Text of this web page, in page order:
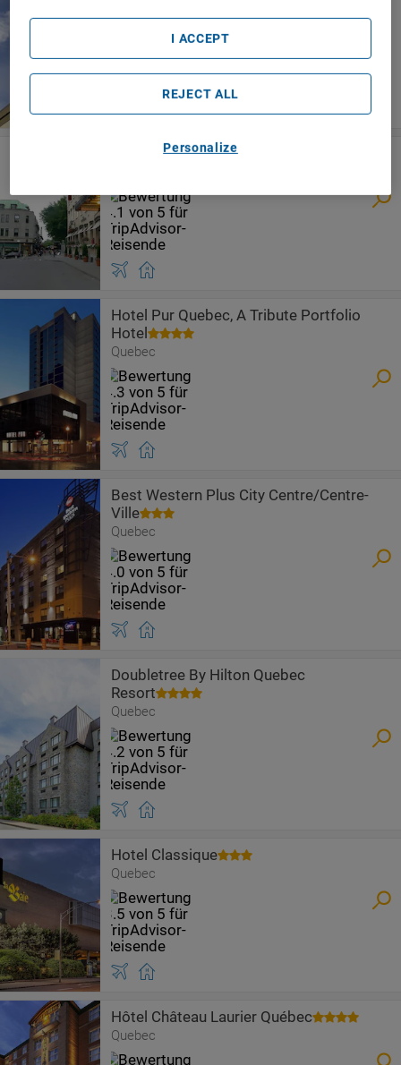
Hotel Clarendon
Hotel Pur Quebec, A Tribute Portfolio
Hotel
Quebec
Best Western Plus City Centre/Centre-
Ville
Quebec
Doubletree By Hilton Quebec
Resort
Quebec
Hotel Classique
Quebec
Hôtel Château Laurier Québec
Quebec
Personalize
REJECT ALL
I ACCEPT